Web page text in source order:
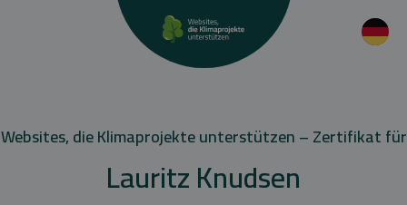
Websites, die Klimaprojekte unterstützen – Zertifikat für
Lauritz Knudsen